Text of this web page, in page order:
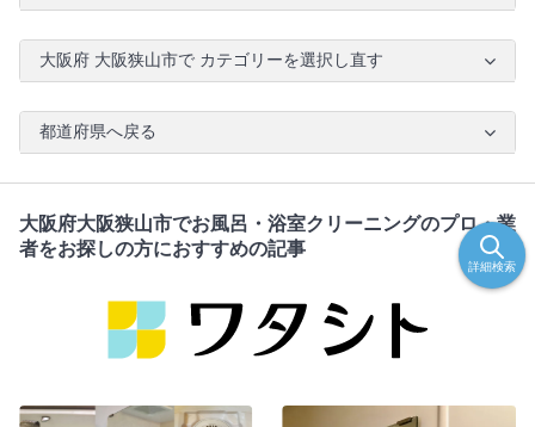
大阪府 大阪狭山市で カテゴリーを選択し直す
都道府県へ戻る
大阪府大阪狭山市でお風呂・浴室クリーニングのプロ・業
者をお探しの方におすすめの記事
詳細検索